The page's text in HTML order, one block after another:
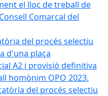
el lloc de treball de
Comarcal del
del procés selectiu
d'una plaça
A2 i provisió definitiva
homònim OPO 2023.
del procés selectiu